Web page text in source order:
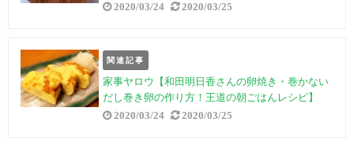
2020/03/24 2020/03/25
関連記事
家事ヤロウ【和田明日香さんの卵焼き・巻かない
だし巻き卵の作り方！王道の朝ごはんレシピ】
2020/03/24 2020/03/25